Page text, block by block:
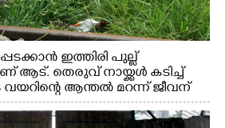
ഇത്തിരി പുല്ല്
ആട്. തെരുവ് നായ്ക്കൾ കടിച്ച്
ആന്തൽ മറന്ന് ജീവന്
എറണാകുളം വാത്തുരുത്തിയിൽ